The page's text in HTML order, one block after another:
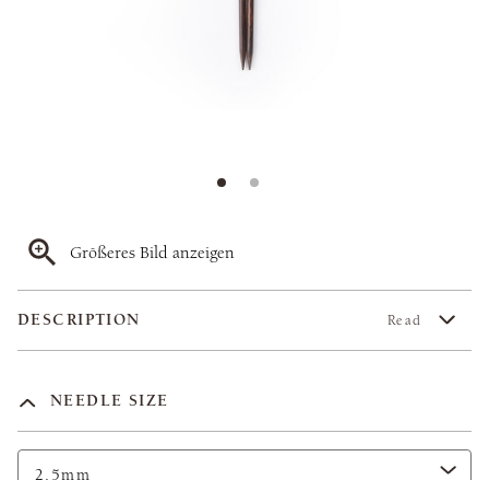
Größeres Bild anzeigen
DESCRIPTION Read
NEEDLE SIZE